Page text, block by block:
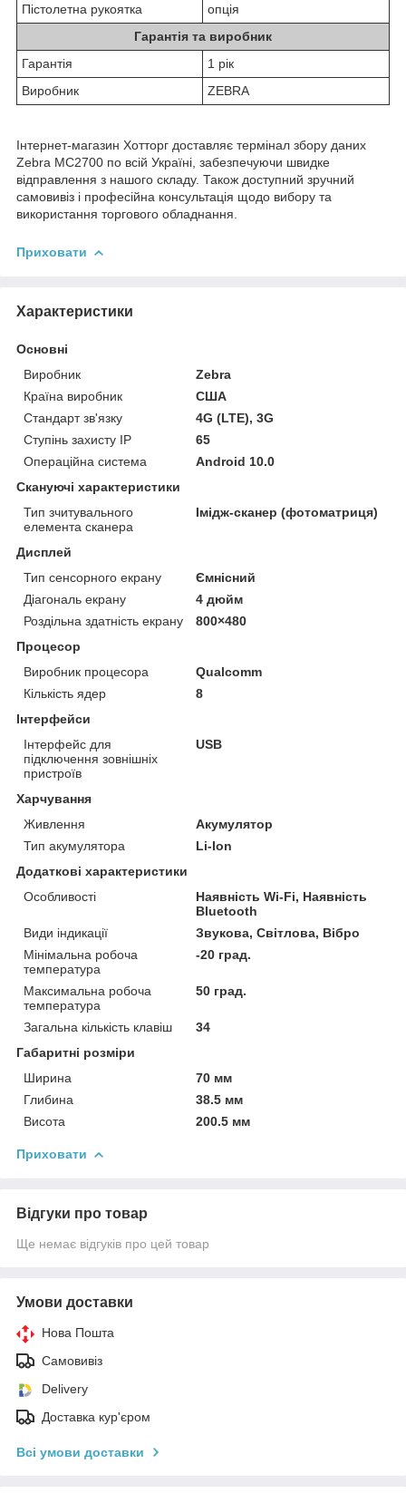
Пістолетна рукоятка
опція
Гарантія та виробник
Гарантія
1 рік
Виробник
ZEBRA
Інтернет-магазин Хотторг доставляє термінал збору даних
Zebra MC2700 по всій Україні, забезпечуючи швидке
відправлення з нашого складу. Також доступний зручний
самовивіз і професійна консультація щодо вибору та
використання торгового обладнання.
Приховати
Характеристики
Основні
Виробник
Zebra
Країна виробник
США
Стандарт зв'язку
4G (LTE), 3G
Ступінь захисту IP
65
Операційна система
Android 10.0
Скануючі характеристики
Тип зчитувального
елемента сканера
Імідж-сканер (фотоматриця)
Дисплей
Тип сенсорного екрану
Ємнісний
Діагональ екрану
4 дюйм
Роздільна здатність екрану
800×480
Процесор
Виробник процесора
Qualcomm
Кількість ядер
8
Інтерфейси
Інтерфейс для
підключення зовнішніх
пристроїв
USB
Харчування
Живлення
Акумулятор
Тип акумулятора
Li-Ion
Додаткові характеристики
Особливості
Наявність Wi-Fi, Наявність
Bluetooth
Види індикації
Звукова, Світлова, Вібро
Мінімальна робоча
температура
-20 град.
Максимальна робоча
температура
50 град.
Загальна кількість клавіш
34
Габаритні розміри
Ширина
70 мм
Глибина
38.5 мм
Висота
200.5 мм
Приховати
Відгуки про товар
Ще немає відгуків про цей товар
Умови доставки
Нова Пошта
Самовивіз
Delivery
Доставка кур'єром
Всі умови доставки